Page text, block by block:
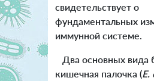
свидетельствует о
фундаментальных
иммунной системе.
Два основных вида
кишечная палочка (E.